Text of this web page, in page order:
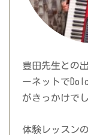
豊田先生との
ーネットで
がきっかけでし
体験レッスン